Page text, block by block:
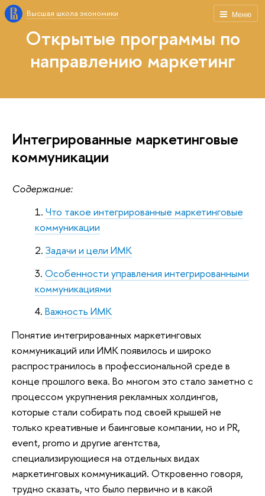
Меню
Высшая школа экономики
Открытые программы по
направлению маркетинг
Интегрированные маркетинговые
коммуникации
Содержание:
Что такое интегрированные маркетинговые
коммуникации
Задачи и цели ИМК
Особенности управления интегрированными
коммуникациями
Важность ИМК
Понятие интегрированных маркетинговых
коммуникаций или ИМК появилось и широко
распространилось в профессиональной среде в
конце прошлого века. Во многом это стало заметно с
процессом укрупнения рекламных холдингов,
которые стали собирать под своей крышей не
только креативные и баинговые компании, но и PR,
event, promo и другие агентства,
специализирующиеся на отдельных видах
маркетинговых коммуникаций. Откровенно говоря,
трудно сказать, что было первично и в какой